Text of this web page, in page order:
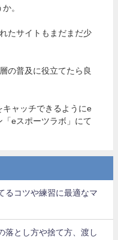
。
たサイトもまだまだ少
の普及に役立てたら良
キャッチできるようにe
eスポーツラボ」にて
るコツや練習に最適なマ
落とし方や捨て方、渡し